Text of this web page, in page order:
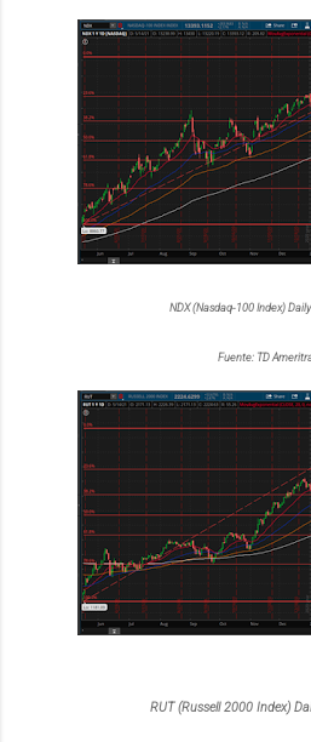
NDX (Nasdaq-100 Index)
Fuente: TD
RUT (Russell 2000 Index)